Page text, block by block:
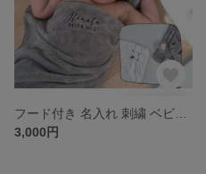
3,000円